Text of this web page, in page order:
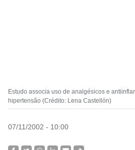
Estudo associa uso de analgésicos e
hipertensão (Crédito: Lena Castellón)
07/11/2002 - 10:00